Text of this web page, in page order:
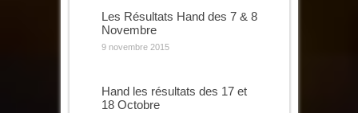
Les Résultats Hand des 7 & 8
Novembre
9 novembre 2015
Hand les résultats des 17 et
18 Octobre